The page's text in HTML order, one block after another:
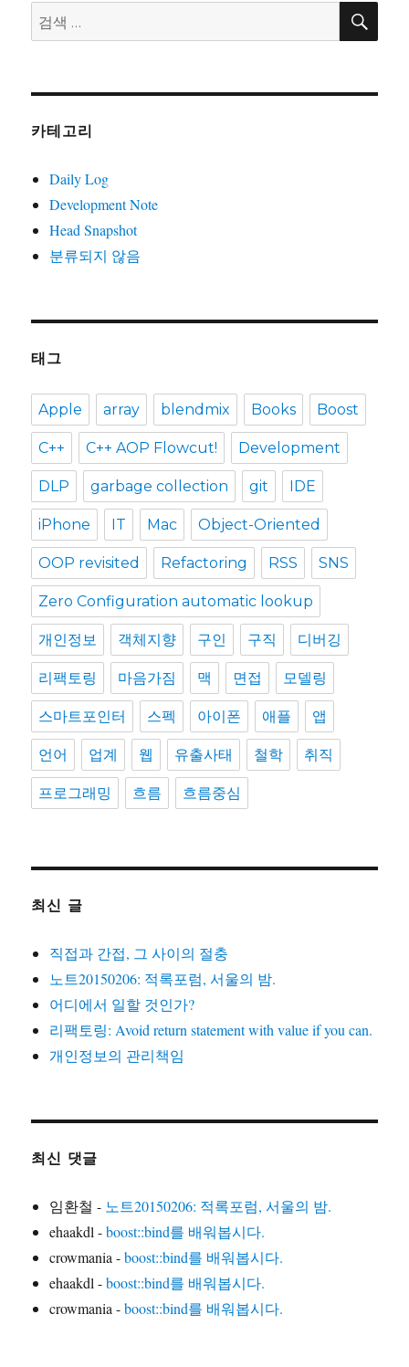
검
색:
검
카테고리
Daily Log
Development Note
Head Snapshot
분류되지 않음
태그
Apple array blendmix Books Boost
C++ C++ AOP Flowcut! Development
DLP garbage collection git IDE
iPhone IT Mac Object-Oriented
OOP revisited Refactoring RSS SNS
Zero Configuration automatic lookup
개인정보 객체지향 구인 구직 디버깅
리팩토링 마음가짐 맥 면접 모델링
스마트포인터 스펙 아이폰 애플 앱
언어 업계 웹 유출사태 철학 취직
프로그래밍 흐름 흐름중심
최신 글
직접과 간접, 그 사이의 절충
노트20150206: 적록포럼, 서울의 밤.
어디에서 일할 것인가?
리팩토링: Avoid return statement with value if you can.
개인정보의 관리책임
최신 댓글
임환철 - 노트20150206: 적록포럼, 서울의 밤.
ehaakdl-boost::bind를 배워봅시다.
crowmania-boost::bind를 배워봅시다.
ehaakdl-boost::bind를 배워봅시다.
crowmania-boost::bind를 배워봅시다.